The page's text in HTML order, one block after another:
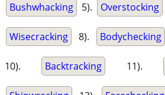
Bushwhacking 5). Overstocking
Wisecracking 8). Bodychecking
10). Backtracking 11).